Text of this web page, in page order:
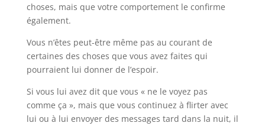
choses, mais que votre comportement le confirme
également.
Vous n’êtes peut-être même pas au courant de
certaines des choses que vous avez faites qui
pourraient lui donner de l’espoir.
Si vous lui avez dit que vous « ne le voyez pas
comme ça », mais que vous continuez à flirter avec
lui ou à lui envoyer des messages tard dans la nuit, il